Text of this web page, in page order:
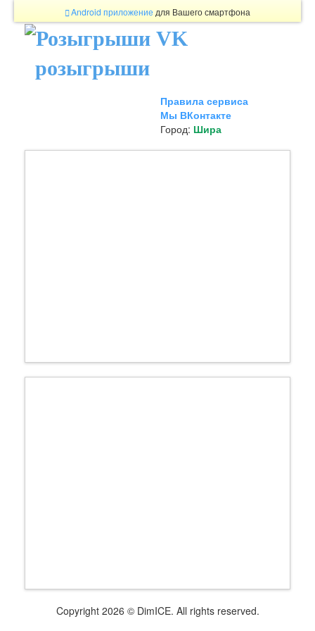
Android приложение для Вашего смартфона
розыгрыши
Правила сервиса
Мы ВКонтакте
Город: Шира
Copyright 2026 © DimICE. All rights reserved.